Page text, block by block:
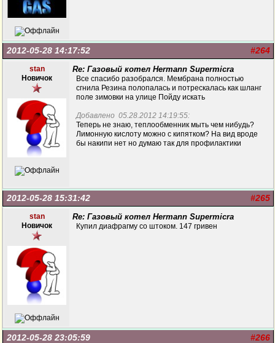
#264
2012-05-28 14:17:52
stan
Новичок
Re: Газовый котел Hermann Supermicra
Все спасибо разобрался. Мембрана полностью
сгнила Резина полопалась и потрескалась как шланг
поле зимовки на улице Пойду искать
Добавлено 05.28.2012 14:19:55:
Теперь не знаю, теплообменник мыть чем нибудь?
Лимонную кислоту можно с кипятком? На вид вроде
бы накипи нет но думаю так для профилактики
#265
2012-05-28 15:31:42
stan
Новичок
Re: Газовый котел Hermann Supermicra
Купил диафрагму со штоком. 147 гривен
#266
2012-05-28 23:05:59